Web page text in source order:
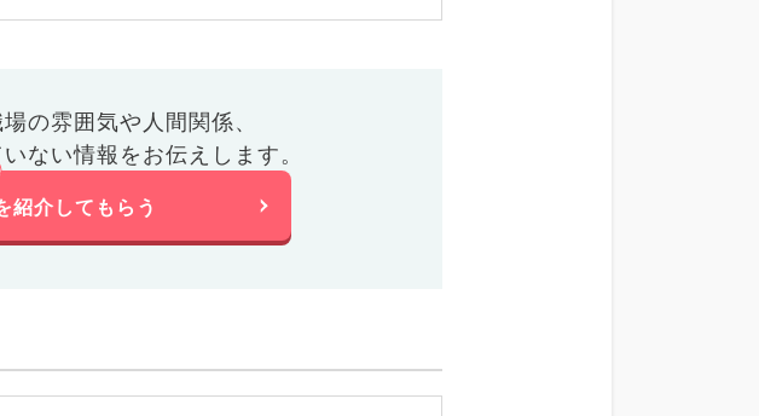
の雰囲気や人間関係、
ない情報をお伝えします。
紹介してもらう